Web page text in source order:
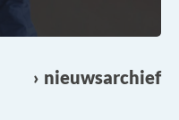
nieuwsarchief